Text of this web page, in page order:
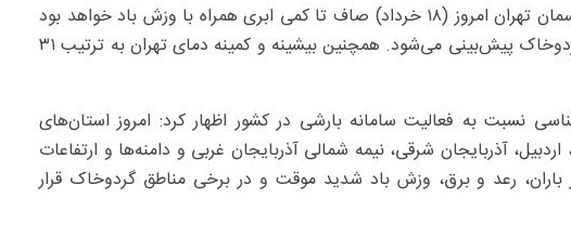
ضیائیان درباره وضعیت جوی پایتخت گفت: آسمان تهران امروز (۱۸ خرداد) صاف تا کمی ابری همراه با وزش باد خواهد بود
و در برخی ساعات وزش باد شدید و احتمال گردوخاک پیش‌بینی می‌شود. همچنین بیشینه و کمینه دمای تهران به ترتیب ۳۱
نسبت به فعالیت سامانه بارشی در کشور اظهار کرد: امروز استان‌های
آذربایجان شرقی، نیمه شمالی آذربایجان غربی و دامنه‌ها و ارتفاعات
باران، رعد و برق، وزش باد شدید موقت و در برخی مناطق گردوخاک قرار